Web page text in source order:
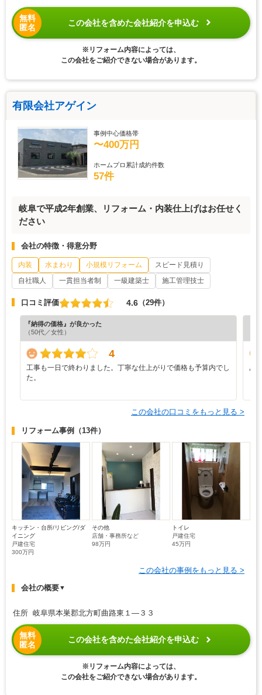
無料
匿名
この会社を含めた会社紹介を申込む
※リフォーム内容によっては、
この会社をご紹介できない場合があります。
有限会社アゲイン
事例中心価格帯
〜400万円
ホームプロ累計成約件数
57件
岐阜で平成2年創業、リフォーム・内装仕上げはお任せく
ださい
会社の特徴・得意分野
内装 水まわり 小規模リフォーム
スピード見積り
自社職人
一貫担当者制 一級建築士 施工管理技士
口コミ評価 4.6 （29件）
『納得の価格』が良かった
（50代／女性）
4
工事も一日で終わりました。丁寧な仕上がりで価格も予算内でし
た。
あ
この会社の口コミをもっと見る >
リフォーム事例 （13件）
キッチン・台所/リビング/ダ
イニング
戸建住宅
300万円
その他
店舗・事務所など
98万円
トイレ
戸建住宅
45万円
この会社の事例をもっと見る >
会社の概要▼
住所 岐阜県本巣郡北方町曲路東１―３３
無料
匿名
この会社を含めた会社紹介を申込む
※リフォーム内容によっては、
この会社をご紹介できない場合があります。